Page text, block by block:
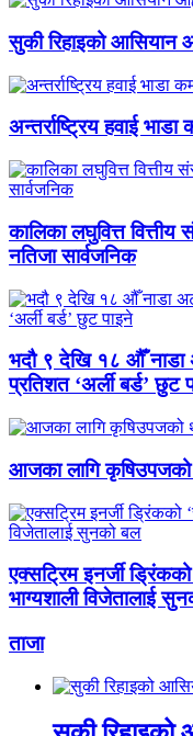
सुकी रिहाइको आसियान
अन्तर्राष्ट्रिय हवाई भाडा
कालिका लघुवित्त वित्तीय
नतिजा सार्वजनिक
भदौ ९ देखि १८ औँ नाडा
प्रतिशत ‘अर्ली बर्ड’ छुट
आजका लागि
एक्सट्रिम इनर्जी
भाग्यशाली विजेतालाई
ताजा